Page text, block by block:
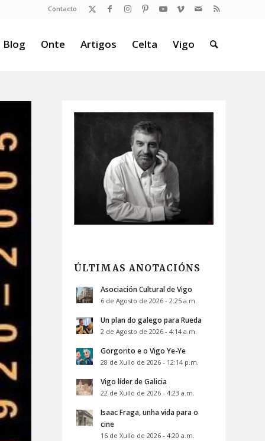
Contacto
Blog Onte Artigos Celta Vigo
ÚLTIMAS ANOTACIÓNS
Asociación Cultural de Vigo
6 de Agosto de 2026 - 2:25 a.m.
Un plan do galego para Rueda
2 de Agosto de 2026 - 4:14 a.m.
Gorgorito e o Vigo Ye-Ye
28 de Xullo de 2026 - 12:14 p.m.
Vigo líder de Galicia
22 de Xullo de 2026 - 4:23 a.m.
Isaac Fraga, unha vida para o
cine
16 de Xullo de 2026 - 4:20 a.m.